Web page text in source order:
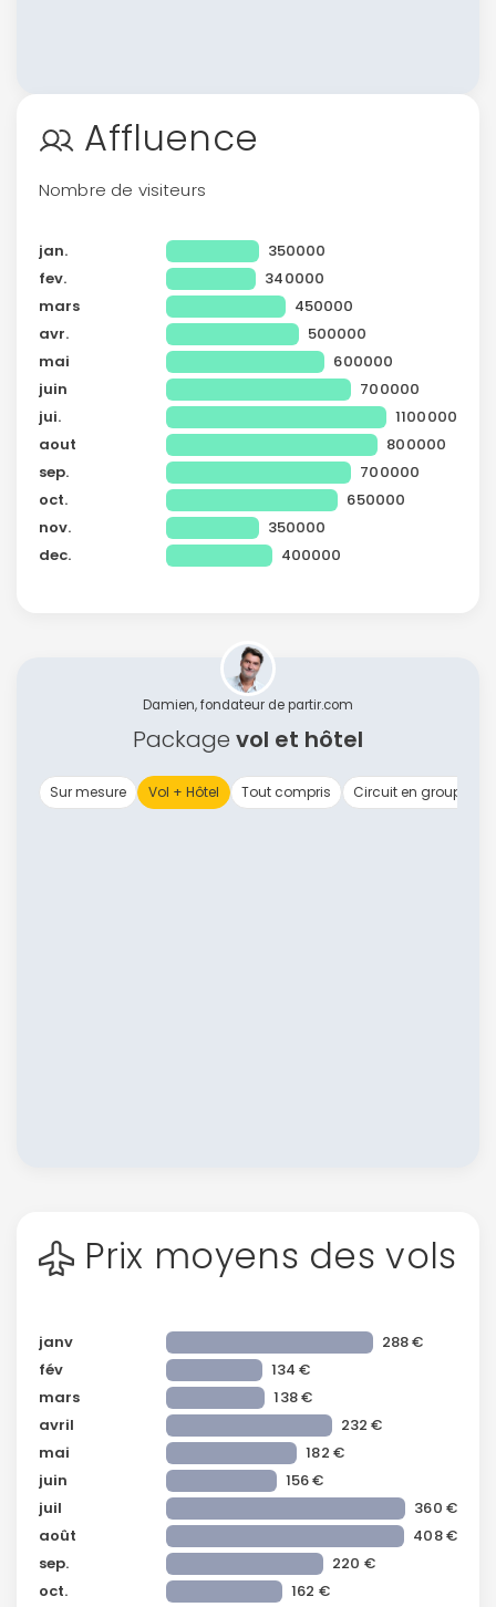
Affluence
Nombre de visiteurs
jan.
350000
fev.
340000
mars
450000
avr.
500000
mai
600000
juin
700000
jui.
1100000
aout
800000
sep.
700000
oct.
650000
nov.
350000
dec.
400000
Damien, fondateur de partir.com
Package vol et hôtel
Sur mesure Vol + Hôtel Tout compris Circuit en groupe
Prix moyens des vols
janv
288 €
fév
134 €
mars
138 €
avril
232 €
mai
182 €
juin
156 €
juil
360 €
août
408 €
sep.
220 €
oct.
162 €
confidentialité.